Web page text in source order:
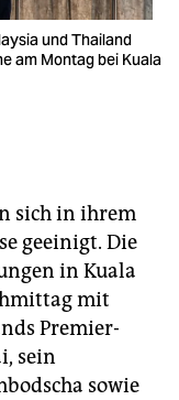
und Thailand
am Montag bei Kuala
sich in ihrem
geeinigt. Die
in Kuala
mit
Premier­
sein
sowie